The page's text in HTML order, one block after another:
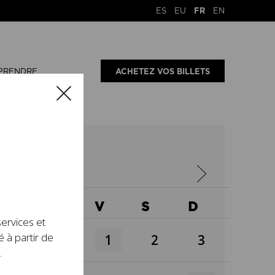
ES EU FR EN
ACHETEZ VOS BILLETS
V S D
1 2 3
et
à partir de